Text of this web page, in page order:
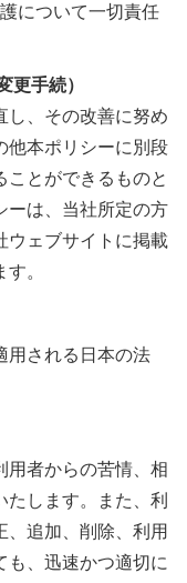
について一切責任
更手続）
し、その改善に努め
他本ポリシーに別段
ことができるものと
ーは、当社所定の方
ウェブサイトに掲載
。
用される日本の法
用者からの苦情、相
します。また、利
、追加、削除、利用
も、迅速かつ適切に